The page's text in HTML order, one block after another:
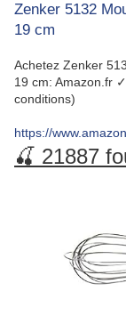
Zenker 5132
19 cm
Achetez Zenker
19 cm: Amazon.fr
conditions)
https://
🍒 21887